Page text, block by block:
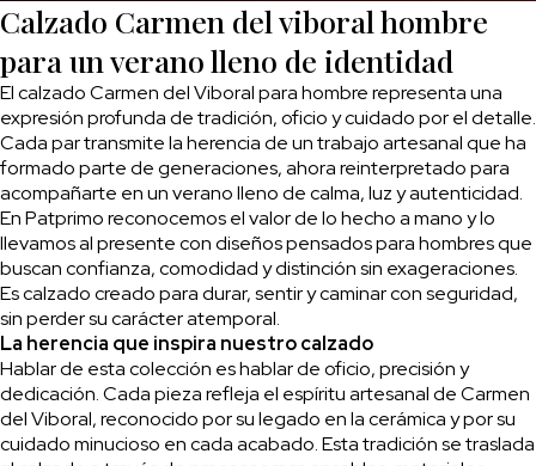
Calzado Carmen del viboral hombre
para un verano lleno de identidad
El calzado Carmen del Viboral para hombre representa una
expresión profunda de tradición, oficio y cuidado por el detalle.
Cada par transmite la herencia de un trabajo artesanal que ha
formado parte de generaciones, ahora reinterpretado para
acompañarte en un verano lleno de calma, luz y autenticidad.
En Patprimo reconocemos el valor de lo hecho a mano y lo
llevamos al presente con diseños pensados para hombres que
buscan confianza, comodidad y distinción sin exageraciones.
Es calzado creado para durar, sentir y caminar con seguridad,
sin perder su carácter atemporal.
La herencia que inspira nuestro calzado
Hablar de esta colección es hablar de oficio, precisión y
dedicación. Cada pieza refleja el espíritu artesanal de Carmen
del Viboral, reconocido por su legado en la cerámica y por su
cuidado minucioso en cada acabado. Esta tradición se traslada